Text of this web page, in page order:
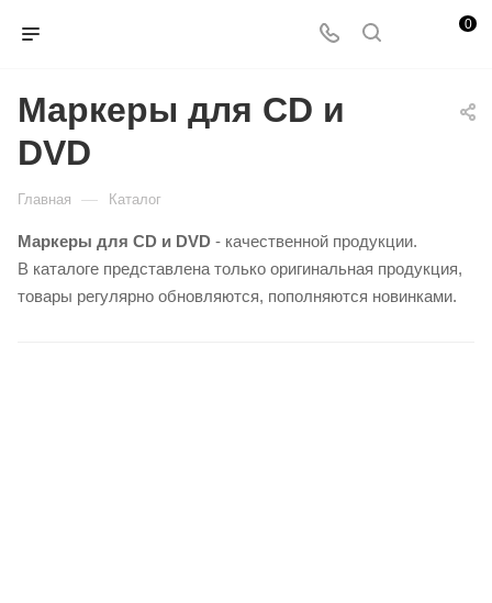
0
Маркеры для CD и
DVD
Главная — Каталог
Маркеры для CD и DVD - качественной продукции.
В каталоге представлена только оригинальная продукция,
товары регулярно обновляются, пополняются новинками.